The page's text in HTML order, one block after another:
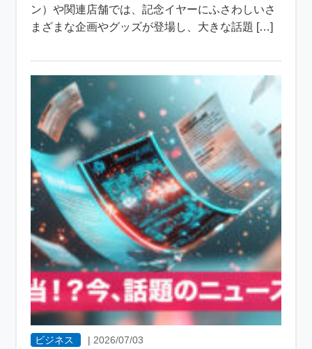
ン）や関連店舗では、記念イヤーにふさわしいさ
まざまな企画やグッズが登場し、大きな話題 […]
ビジネス |2026/07/03